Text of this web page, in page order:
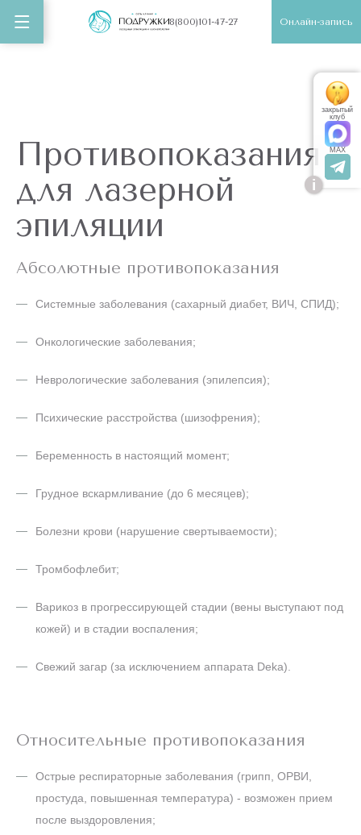
8(800)101-47-27 Онлайн-запись
Противопоказания
для лазерной
эпиляции
Абсолютные противопоказания
Системные заболевания (сахарный диабет, ВИЧ, СПИД);
Онкологические заболевания;
Неврологические заболевания (эпилепсия);
Психические расстройства (шизофрения);
Беременность в настоящий момент;
Грудное вскармливание (до 6 месяцев);
Болезни крови (нарушение свертываемости);
Тромбофлебит;
Варикоз в прогрессирующей стадии (вены выступают под
кожей) и в стадии воспаления;
Свежий загар (за исключением аппарата Deka).
Относительные противопоказания
Острые респираторные заболевания (грипп, ОРВИ,
простуда, повышенная температура) - возможен прием
после выздоровления;
i
закрытый
клуб
MAX